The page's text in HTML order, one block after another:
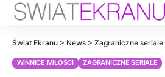
Świat Ekranu > News > Zagraniczne seriale
WINNICE MIŁOŚCI ZAGRANICZNE SERIALE